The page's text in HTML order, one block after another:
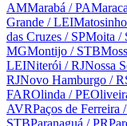
AMMarabá / PA
Grande / LEI
das Cruzes / SPMoita /
MGMontijo / STB
LEINiterói / RJNossa
RJNovo Hamburgo /
FAROlinda / PE
AVRPaços de Ferreira